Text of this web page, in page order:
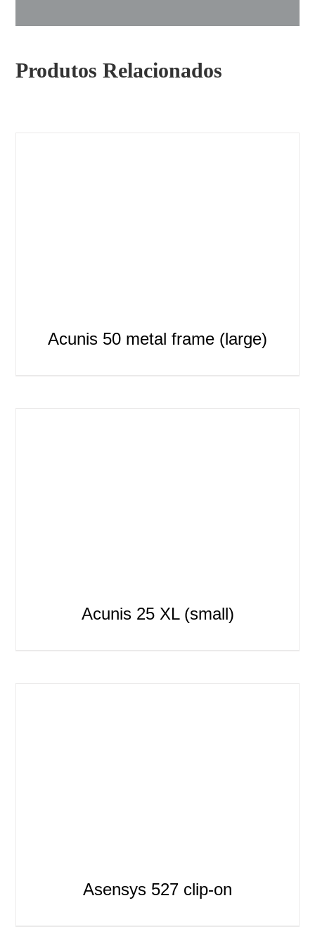
Produtos Relacionados
Acunis 50 metal frame (large)
Acunis 25 XL (small)
Asensys 527 clip-on